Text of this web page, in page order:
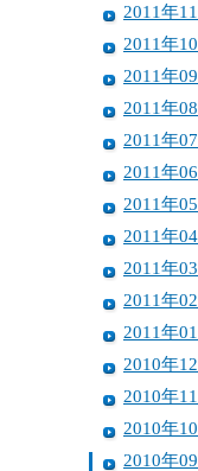
2011年
2011年
2011年
2011年
2011年
2011年
2011年
2011年
2011年
2011年
2011年
2010年
2010年
2010年
2010年